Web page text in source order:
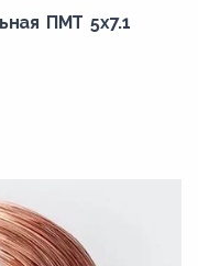
ПМТ 5x7.1